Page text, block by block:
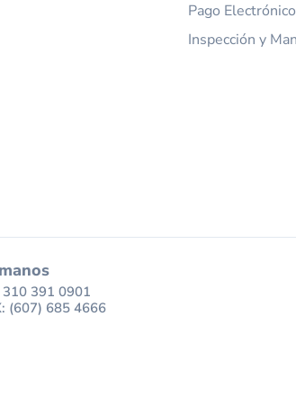
Pago
Inspección y
310 391 0901
(607) 685 4666